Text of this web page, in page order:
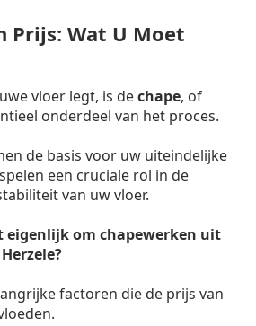
Prijs: Wat U Moet
vloer legt, is dechape, of
onderdeel van het proces.
de basis voor uw uiteindelijke
een cruciale rol in de
van uw vloer.
eigenlijk om chapewerken uit
factoren die de prijs van